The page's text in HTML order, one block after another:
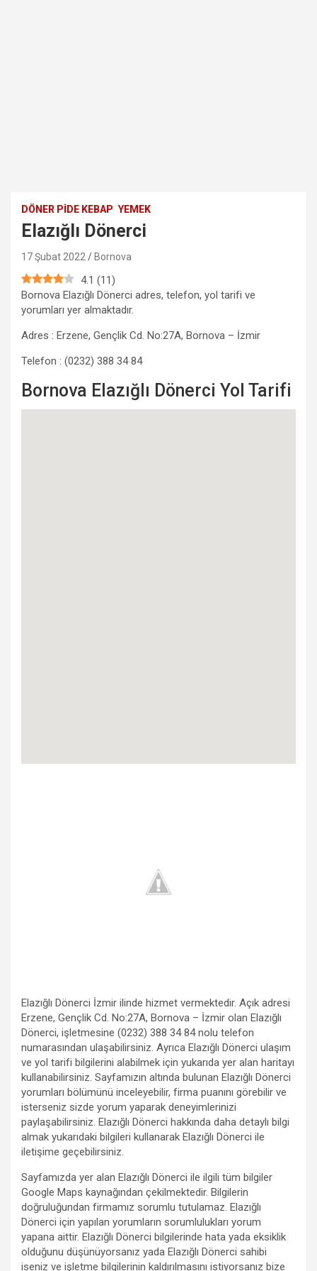
DÖNER PIDE KEBAP YEMEK
Elazığlı Dönerci
17 Şubat 2022 Bornova
4.1 (11)
Bornova Elazığlı Dönerci adres, telefon, yol tarifi ve
yorumları yer almaktadır.
Adres : Erzene, Gençlik Cd. No:27A, Bornova – İzmir
Telefon : (0232) 388 34 84
Bornova Elazığlı Dönerci Yol Tarifi
Elazığlı Dönerci İzmir ilinde hizmet vermektedir. Açık adresi
Erzene, Gençlik Cd. No:27A, Bornova – İzmir olan Elazığlı
Dönerci, işletmesine (0232) 388 34 84 nolu telefon
numarasından ulaşabilirsiniz. Ayrıca Elazığlı Dönerci ulaşım
ve yol tarifi bilgilerini alabilmek için yukarıda yer alan haritayı
kullanabilirsiniz. Sayfamızın altında bulunan Elazığlı Dönerci
yorumları bölümünü inceleyebilir, firma puanını görebilir ve
isterseniz sizde yorum yaparak deneyimlerinizi
paylaşabilirsiniz. Elazığlı Dönerci hakkında daha detaylı bilgi
almak yukarıdaki bilgileri kullanarak Elazığlı Dönerci ile
iletişime geçebilirsiniz.
Sayfamızda yer alan Elazığlı Dönerci ile ilgili tüm bilgiler
Google Maps kaynağından çekilmektedir. Bilgilerin
doğruluğundan firmamız sorumlu tutulamaz. Elazığlı
Dönerci için yapılan yorumların sorumlulukları yorum
yapana aittir. Elazığlı Dönerci bilgilerinde hata yada eksiklik
olduğunu düşünüyorsanız yada Elazığlı Dönerci sahibi
iseniz ve işletme bilgilerinin kaldırılmasını istiyorsanız bize